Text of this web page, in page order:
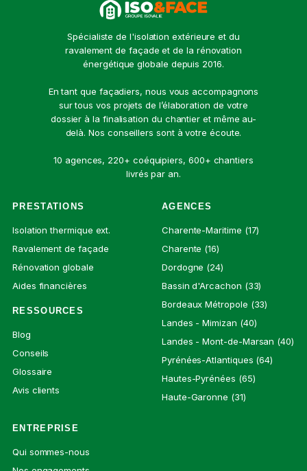
Spécialiste de l'isolation extérieure et du
ravalement de façade et de la rénovation
énergétique globale depuis 2016.
En tant que façadiers, nous vous accompagnons
sur tous vos projets de l’élaboration de votre
dossier à la finalisation du chantier et même au-
delà. Nos conseillers sont à votre écoute.
10 agences, 220+ coéquipiers, 600+ chantiers
livrés par an.
PRESTATIONS
Isolation thermique ext.
Ravalement de façade
Rénovation globale
Aides financières
RESSOURCES
Blog
Conseils
Glossaire
Avis clients
AGENCES
Charente-Maritime (17)
Charente (16)
Dordogne (24)
Bassin d'Arcachon (33)
Bordeaux Métropole (33)
Landes - Mimizan (40)
Landes - Mont-de-Marsan (40)
Pyrénées-Atlantiques (64)
Hautes-Pyrénées (65)
Haute-Garonne (31)
ENTREPRISE
Qui sommes-nous